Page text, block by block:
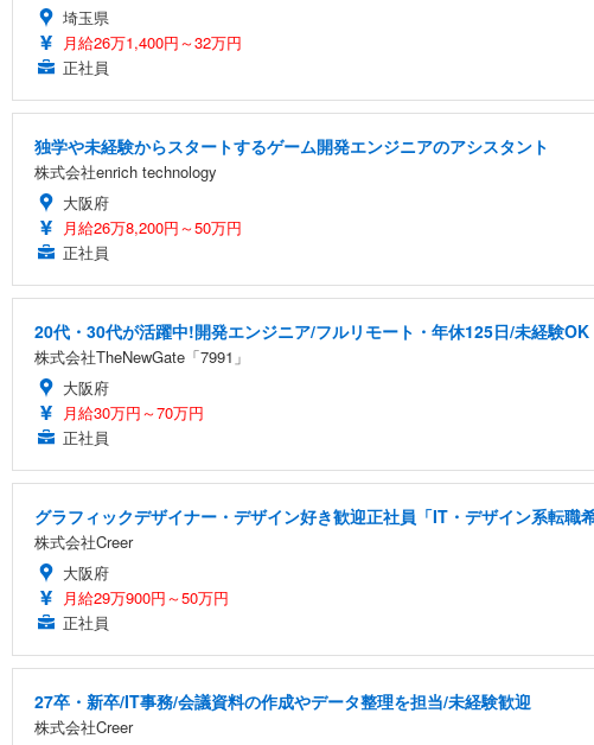
埼玉県
月給26万1,400円～32万円
正社員
独学や未経験からスタートするゲーム開発エンジニアのアシスタント
株式会社enrich technology
大阪府
月給26万8,200円～50万円
正社員
20代・30代が活躍中!開発エンジニア/フルリモート・年休125日/未経験
株式会社TheNewGate「7991」
大阪府
月給30万円～70万円
正社員
グラフィックデザイナー・デザイン好き歓迎正社員「IT・デザイン系転職
株式会社Creer
大阪府
月給29万900円～50万円
正社員
27卒・新卒/IT事務/会議資料の作成やデータ整理を担当/未経験歓迎
株式会社Creer